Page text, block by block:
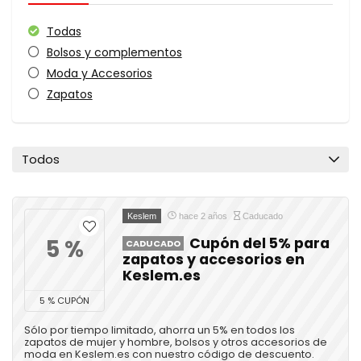
Todas
Bolsos y complementos
Moda y Accesorios
Zapatos
Todos
5 %
5 % CUPÓN
Keslem hace 2 años Caducado
CADUCADO
Cupón del 5% para
zapatos y accesorios en
Keslem.es
Sólo por tiempo limitado, ahorra un 5% en todos los
zapatos de mujer y hombre, bolsos y otros accesorios de
moda en Keslem.es con nuestro código de descuento.